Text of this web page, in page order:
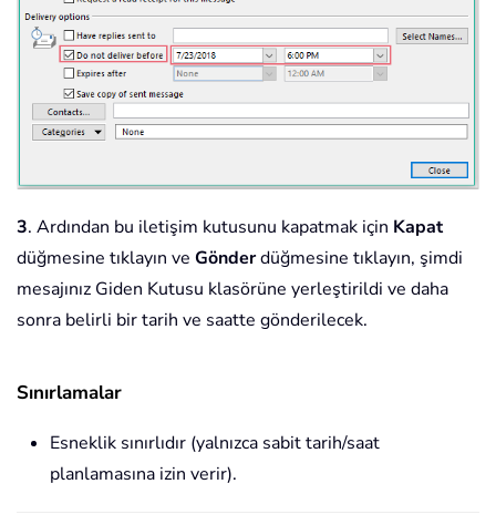
3. Ardından bu iletişim kutusunu kapatmak için Kapat
düğmesine tıklayın ve Gönderdüğmesine tıklayın, şimdi
mesajınız Giden Kutusu klasörüne yerleştirildi ve daha
sonra belirli bir tarih ve saatte gönderilecek.
Sınırlamalar
Esneklik sınırlıdır (yalnızca sabit tarih/saat
planlamasına izin verir).